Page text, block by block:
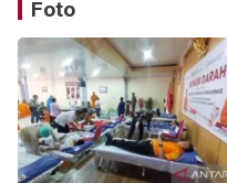
Foto